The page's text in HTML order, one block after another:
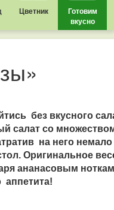
Цветник
Готовим
вкусно
без вкусного
салат со
на него
Оригинальное
ананасовым
аппетита!